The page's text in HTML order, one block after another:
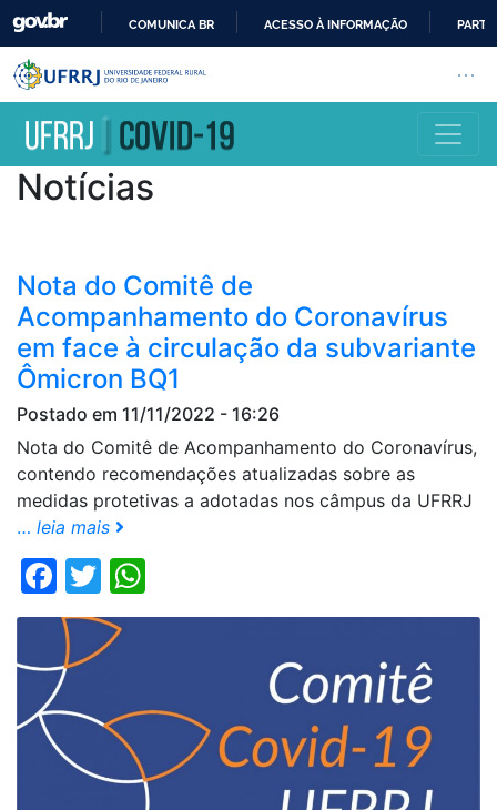
COMUNICA BR ACESSO À INFORMAÇÃO
Pular barra institucional
Barra institucional da
Notícias
Nota do Comitê de
Acompanhamento do Coronavírus
em face à circulação da subvariante
Ômicron BQ1
Postado em 11/11/2022 - 16:26
Nota do Comitê de Acompanhamento do Coronavírus,
contendo recomendações atualizadas sobre as
medidas protetivas a adotadas nos câmpus da UFRRJ
… leia mais
Facebook
Twitter